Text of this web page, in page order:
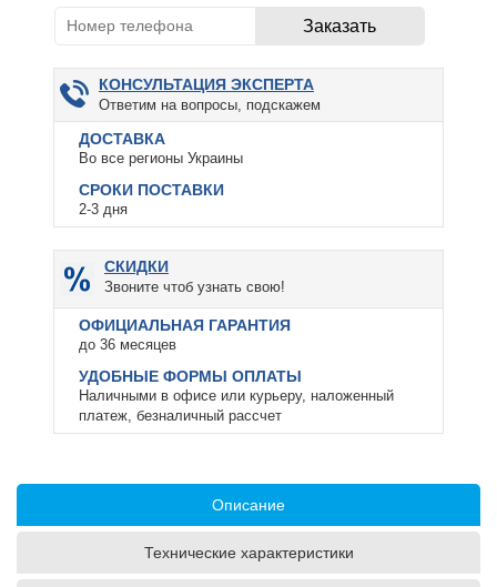
КОНСУЛЬТАЦИЯ ЭКСПЕРТА
Ответим на вопросы, подскажем
ДОСТАВКА
Во все регионы Украины
СРОКИ ПОСТАВКИ
2-3 дня
СКИДКИ
Звоните чтоб узнать свою!
ОФИЦИАЛЬНАЯ ГАРАНТИЯ
до 36 месяцев
УДОБНЫЕ ФОРМЫ ОПЛАТЫ
Наличными в офисе или курьеру, наложенный
платеж, безналичный рассчет
Описание
Технические характеристики